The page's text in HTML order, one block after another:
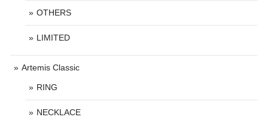
OTHERS
LIMITED
Artemis Classic
RING
NECKLACE